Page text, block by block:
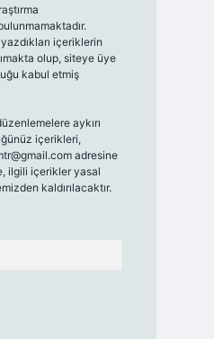
içeriklerin
olup, siteye üye
kabul etmiş
aykırı
içerikleri,
adresine
ilgili içerikler yasal
kaldırılacaktır.